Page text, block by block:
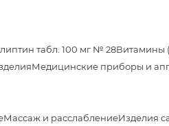
табл. 100 мг № 28Витамины
Медицинские приборы и
Массаж и расслаблениеИзделия